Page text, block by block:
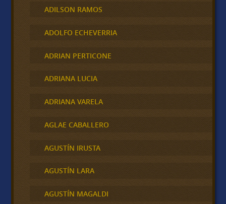
ADILSON RAMOS
ADOLFO ECHEVERRIA
ADRIAN PERTICONE
ADRIANA LUCIA
ADRIANA VARELA
AGLAE CABALLERO
AGUSTÍN IRUSTA
AGUSTÍN LARA
AGUSTÍN MAGALDI